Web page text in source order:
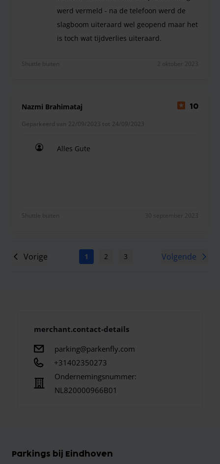
werd vermeld - na de telefoon werd de
slagboom uiteraard wel geopend maar het
is toch wat tijdverlies uiteraard.
Shuttle buiten 2 oktober 2023
Nazmi Brahimataj 10
Geparkeerd van 22/09/2023 tot 24/09/2023
Alles Gute
Shuttle buiten 30 september 2023
Vorige 1 2 3 5 6 7
Volgende
merchant.contact-details
parking@parkenfly.com
+31402350273
Ondernemingsnummer:
NL820000966B01
Parkings bij Eindhoven